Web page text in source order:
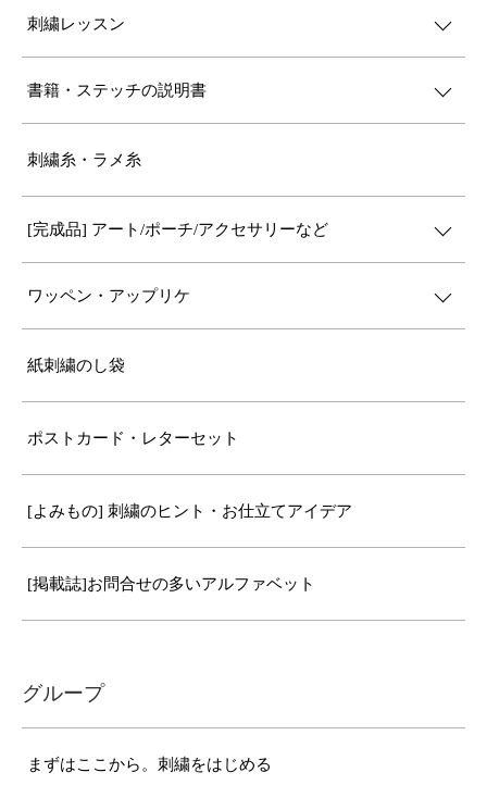
刺繍レッスン
書籍・ステッチの説明書
刺繍糸・ラメ糸
[完成品] アート/ポーチ/アクセサリーなど
ワッペン・アップリケ
紙刺繍のし袋
ポストカード・レターセット
[よみもの] 刺繍のヒント・お仕立てアイデア
[掲載誌]お問合せの多いアルファベット
グループ
まずはここから。刺繍をはじめる